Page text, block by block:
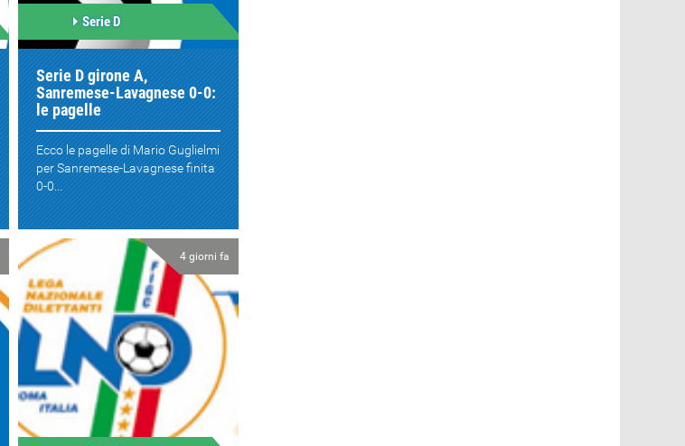
Serie D
Serie D girone A,
Sanremese-Lavagnese 0-0:
le pagelle
Ecco le pagelle di Mario Guglielmi
per Sanremese-Lavagnese finita
0-0...
4 giorni fa